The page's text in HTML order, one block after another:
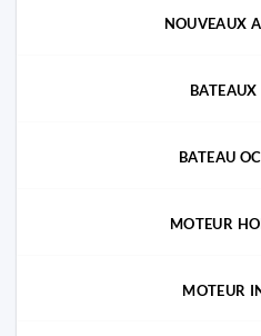
NOUVEAUX
BATEAUX
BATEAU
MOTEUR
MOTEUR